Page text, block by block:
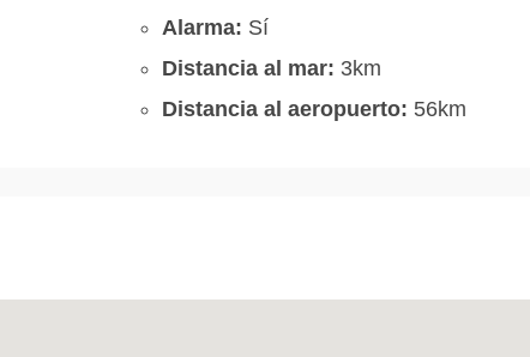
Alarma: Sí
Distancia al mar: 3km
Distancia al aeropuerto: 56km